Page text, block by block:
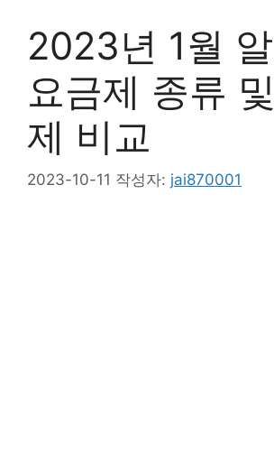
2023년 1월
요금제 종류
제 비교
2023-10-11 작성자: jai870001